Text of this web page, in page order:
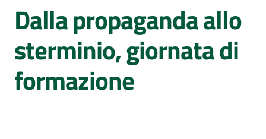
Porte
aperte
Assemblea
Mostre
Salta al contenuto
Dalla propaganda allo
sterminio, giornata di
formazione